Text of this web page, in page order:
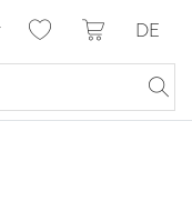
Anmelden
Meine Bestellungen
DE